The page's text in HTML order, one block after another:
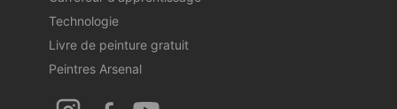
Technologie
Livre de peinture gratuit
Peintres Arsenal